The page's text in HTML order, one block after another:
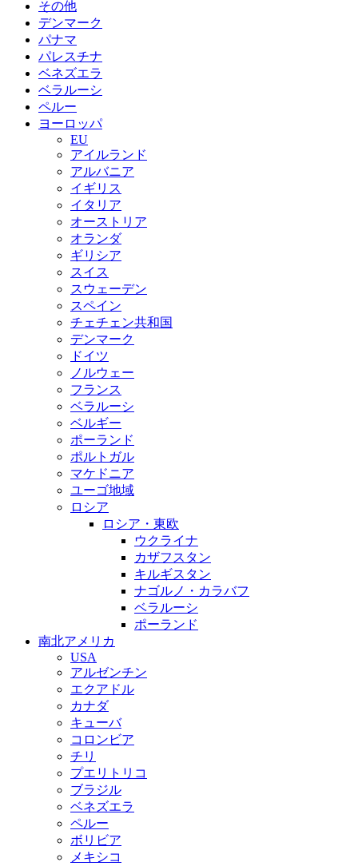
その他
デンマーク
パナマ
パレスチナ
ベネズエラ
ベラルーシ
ペルー
ヨーロッパ
EU
アイルランド
アルバニア
イギリス
イタリア
オーストリア
オランダ
ギリシア
スイス
スウェーデン
スペイン
チェチェン共和国
デンマーク
ドイツ
ノルウェー
フランス
ベラルーシ
ベルギー
ポーランド
ポルトガル
マケドニア
ユーゴ地域
ロシア
ロシア・東欧
ウクライナ
カザフスタン
キルギスタン
ナゴルノ・カラバフ
ベラルーシ
ポーランド
南北アメリカ
USA
アルゼンチン
エクアドル
カナダ
キューバ
コロンビア
チリ
プエリトリコ
ブラジル
ベネズエラ
ペルー
ボリビア
メキシコ